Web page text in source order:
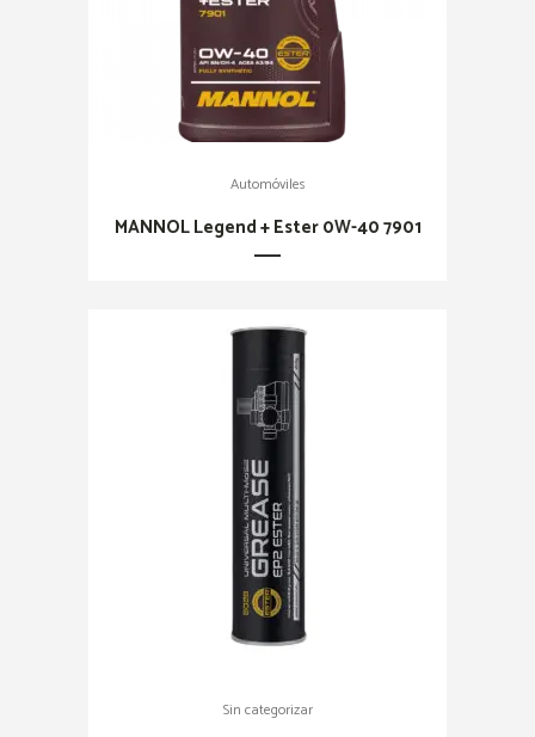
Automóviles
MANNOL Legend + Ester 0W-40 7901
Sin categorizar